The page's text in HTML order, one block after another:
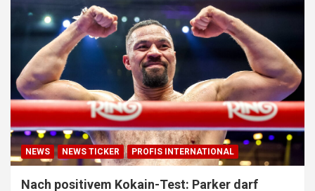
NEWS NEWS TICKER PROFIS INTERNATIONAL
Nach positivem Kokain-Test: Parker darf